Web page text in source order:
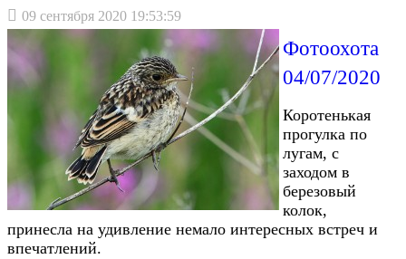
09 сентября 2020 19:53:59
Фотоохота
04/07/2020
Коротенькая
прогулка по
лугам, с
заходом в
березовый
колок,
принесла на удивление немало интересных встреч и
впечатлений.